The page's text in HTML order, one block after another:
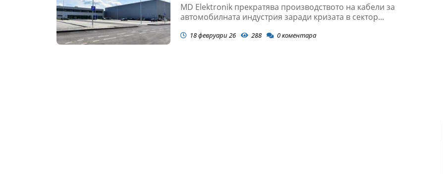
MD Elektronik прекратява производството на кабели за
автомобилната индустрия заради кризата в сектор...
18 февруари 26 288 0коментара